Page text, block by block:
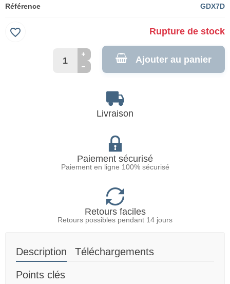
Référence GDX7D
Rupture de stock
Ajouter au panier
favorite_border
Livraison
Paiement sécurisé
Paiement en ligne 100% sécurisé
Retours faciles
Retours possibles pendant 14 jours
Description Téléchargements
Points clés